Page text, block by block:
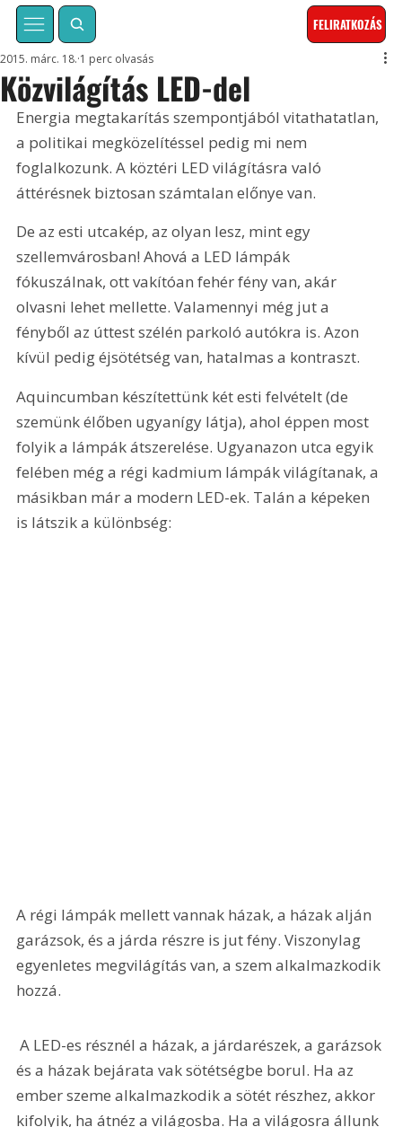
FELIRATKOZÁS
Közvilágítás LED-del
2015. márc. 18. 1 perc olvasás
Energia megtakarítás szempontjából vitathatatlan,
a politikai megközelítéssel pedig mi nem
foglalkozunk. A köztéri LED világításra való
áttérésnek biztosan számtalan előnye van.
De az esti utcakép, az olyan lesz, mint egy
szellemvárosban! Ahová a LED lámpák
fókuszálnak, ott vakítóan fehér fény van, akár
olvasni lehet mellette. Valamennyi még jut a
fényből az úttest szélén parkoló autókra is. Azon
kívül pedig éjsötétség van, hatalmas a kontraszt.
Aquincumban készítettünk két esti felvételt (de
szemünk élőben ugyanígy látja), ahol éppen most
folyik a lámpák átszerelése. Ugyanazon utca egyik
felében még a régi kadmium lámpák világítanak, a
másikban már a modern LED-ek. Talán a képeken
is látszik a különbség:
A régi lámpák mellett vannak házak, a házak alján
garázsok, és a járda részre is jut fény. Viszonylag
egyenletes megvilágítás van, a szem alkalmazkodik
hozzá.
A LED-es résznél a házak, a járdarészek, a garázsok
és a házak bejárata vak sötétségbe borul. Ha az
ember szeme alkalmazkodik a sötét részhez, akkor
kifolyik, ha átnéz a világosba. Ha a világosra állunk